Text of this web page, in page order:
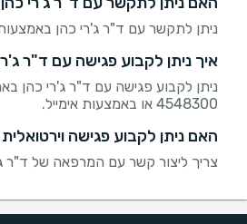
ניתן לתקשר עם ד"ר ג'רי כהן באמצעות
איך ניתן לקבוע פגישה עם ד"ר
4548300 או באמצעות אימייל.
האם ניתן לקבוע פגישה
צריך ליצור קשר עם המרפאה של ד"ר